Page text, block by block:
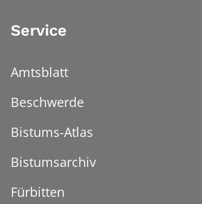
Service
Amtsblatt
Beschwerde
Bistums-Atlas
Bistumsarchiv
Fürbitten